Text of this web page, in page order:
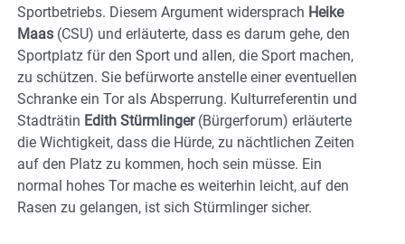
Sportbetriebs. Diesem Argument widersprach Heike
Maas (CSU) und erläuterte, dass es darum gehe, den
Sportplatz für den Sport und allen, die Sport machen,
zu schützen. Sie befürworte anstelle einer eventuellen
Schranke ein Tor als Absperrung. Kulturreferentin und
Stadträtin Edith Stürmlinger(Bürgerforum) erläuterte
die Wichtigkeit, dass die Hürde, zu nächtlichen Zeiten
auf den Platz zu kommen, hoch sein müsse. Ein
normal hohes Tor mache es weiterhin leicht, auf den
Rasen zu gelangen, ist sich Stürmlinger sicher.